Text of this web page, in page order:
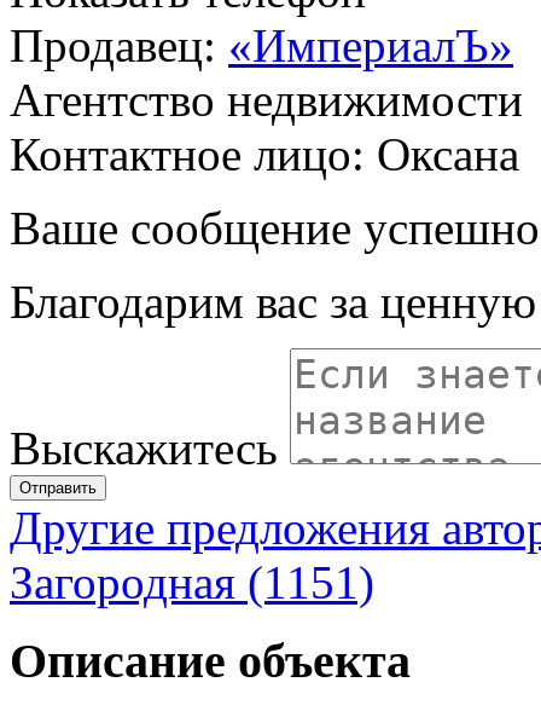
Продавец: «ИмпериалЪ»
Агентство недвижимости
Контактное лицо: Оксана
Ваше сообщение успешно
Благодарим вас за
Выскажитесь
Отправить
Другие предложения
Загородная (1151)
Описание объекта